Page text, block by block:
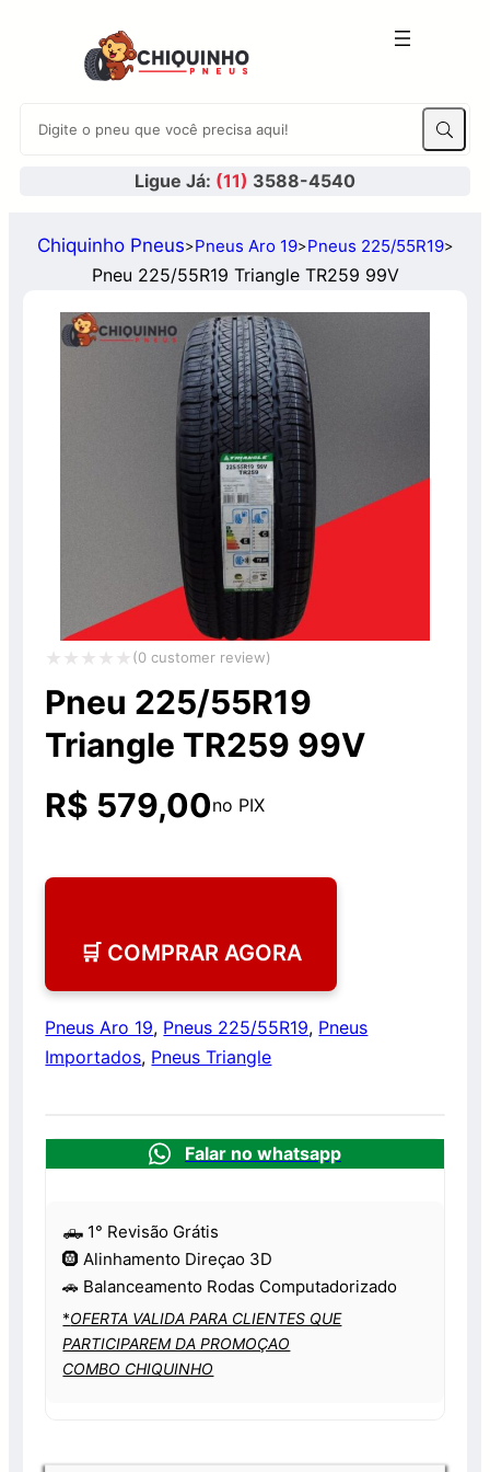
Ligue Já: (11) 3588-4540
Chiquinho Pneus>Pneus Aro 19>Pneus 225/55R19>
Pneu 225/55R19 Triangle TR259 99V
Avaliação
0
(0 customer review)
Pneu 225/55R19
Triangle TR259 99V
R$ 579,00no PIX
🛒 COMPRAR AGORA
Pneus Aro 19, Pneus 225/55R19, Pneus
Importados, Pneus Triangle
Falar no whatsapp
🛻 1° Revisão Grátis
🛞 Alinhamento Direçao 3D
🚗 Balanceamento Rodas Computadorizado
*OFERTA VALIDA PARA CLIENTES QUE
PARTICIPAREM DA PROMOÇAO
COMBO CHIQUINHO